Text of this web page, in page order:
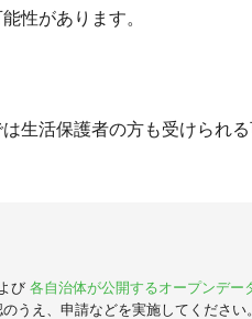
性があります。
生活保護者の方も受けられる
び 各自治体が公開するオープンデー
うえ、申請などを実施してください